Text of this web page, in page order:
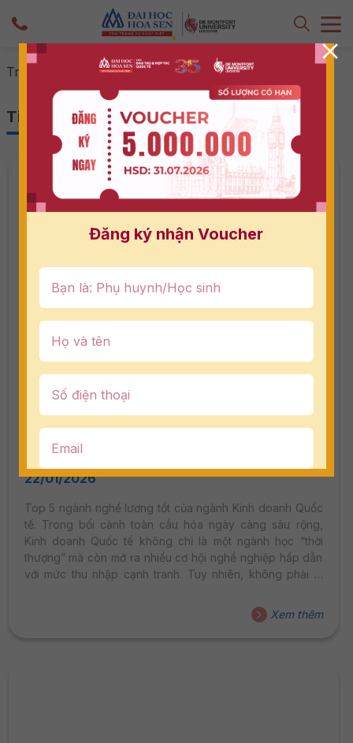
Trang chủ Tin tức & Sự kiện- Trang 10
Tin tức & Sự kiện
Top 5 Ngành Nghề Lương Tốt Của Ngành
Kinh Doanh Quốc Tế
22/01/2026
Top 5 ngành nghề lương tốt của ngành Kinh doanh Quốc
tế. Trong bối cảnh toàn cầu hóa ngày càng sâu rộng,
Kinh doanh Quốc tế không chỉ là một ngành học “thời
thượng” mà còn mở ra nhiều cơ hội nghề nghiệp hấp dẫn
với mức thu nhập cạnh tranh. Tuy nhiên, không phải ai
nghề gì để có lương tốt và lộ trình phát triển rõ ràng? DMU
– HSU Việt Nam sẽ giúp bạn điểm danh Top 5 ngành
Xem thêm
Đăng ký nhận Voucher